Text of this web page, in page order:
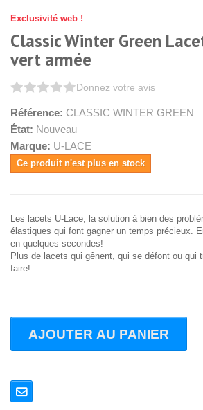
Exclusivité web !
Classic Winter Green
vert armée
Donnez votre avis
Référence: CLASSIC WINTER GREEN
État: Nouveau
Marque: U-LACE
Ce produit n'est plus en stock
Les lacets U-Lace, la solution à bien des
élastiques qui font gagner un temps précieux.
en quelques secondes!
Plus de lacets qui gênent, qui se défont ou
faire!
AJOUTER AU PANIER